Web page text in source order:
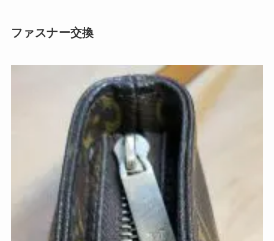
ファスナー交換